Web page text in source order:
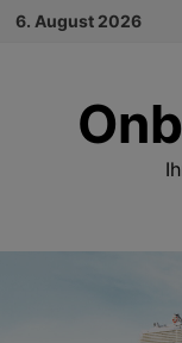
Zum
6. August 2026